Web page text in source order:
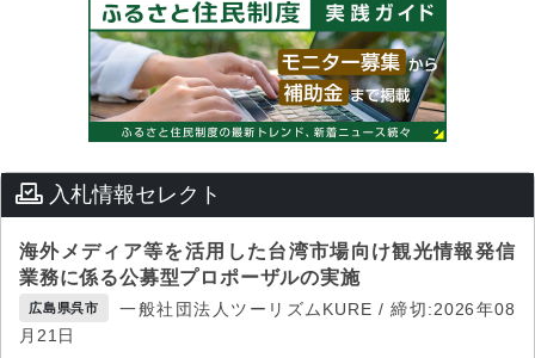
入札情報セレクト
海外メディア等を活用した台湾市場向け観光情報発信
業務に係る公募型プロポーザルの実施
広島県呉市
一般社団法人ツーリズムKURE / 締切:2026年08
月21日